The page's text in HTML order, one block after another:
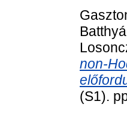
non-
(S1).